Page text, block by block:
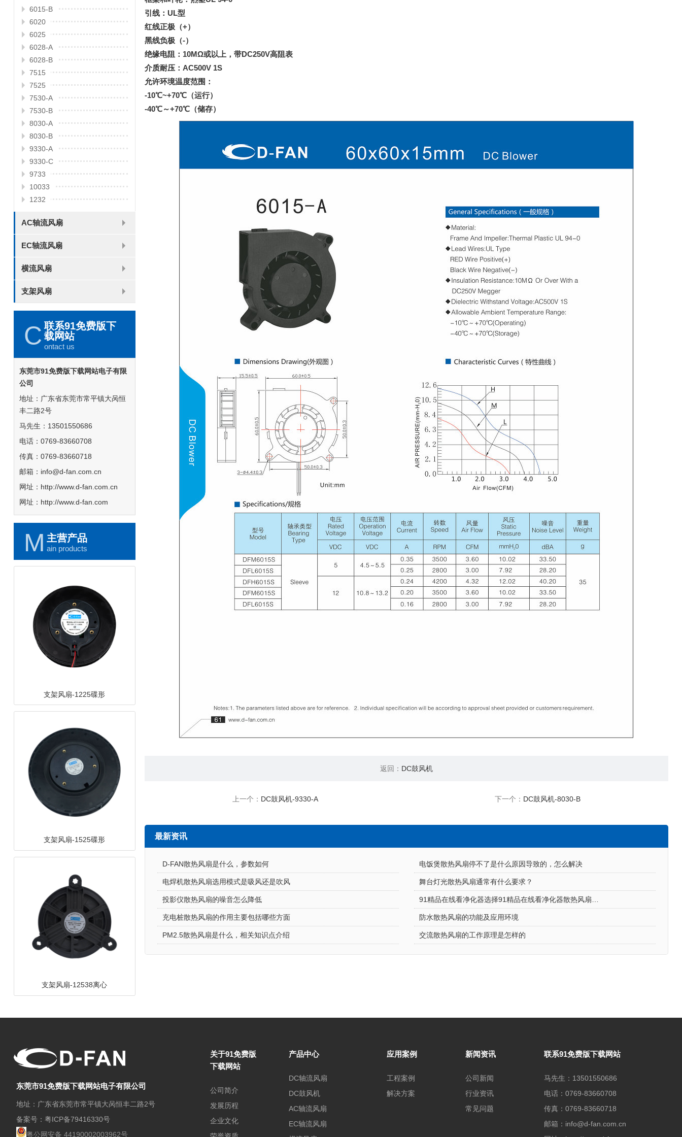
6015-B
6020
6025
6028-A
6028-B
7515
7525
7530-A
7530-B
8030-A
8030-B
9330-A
9330-C
9733
10033
1232
AC轴流风扇
8025
8038
9225
9238
1225
1238
1738
1751
2260
EC轴流风扇
6025
8025
8038
9225
9238
1238
横流风扇
DC 030
支架风扇
3010
4010
5010
6010
6025
8015
5032碟形
8030碟形
9025
9025碟形
1225
1025碟形
1025
1225碟形
1525碟形
12538离心
C 联系91免费版下
载网站
ontact us
东莞市91免费版下载网站电子有限
公司
地址：广东省东莞市常平镇大呙恒
丰二路2号
马先生：13501550686
电话：0769-83660708
传真：0769-83660718
邮箱：info@d-fan.com.cn
网址：http://www.d-fan.com.cn
网址：http://www.d-fan.com
M 主营产品
ain products
支架风扇-1525碟形
支架风扇-12538离心
DC鼓风机-8030-A
支架风扇-9025碟形
引线：UL型
红线正极（+）
黑线负极（-）
绝缘电阻：10MΩ或以上，带DC250V高阻表
介质耐压：AC500V 1S
允许环境温度范围：
-10℃~+70℃（运行）
-40℃～+70℃（储存）
返回： DC鼓风机
上一个： DC鼓风机-9330-A 下一个： DC鼓风机-8030-B
最新资讯
D-FAN散热风扇是什么，参数如何 电饭煲散热风扇停不了是什么原因导致的，怎么解决
电焊机散热风扇选用模式是吸风还是吹风 舞台灯光散热风扇通常有什么要求？
投影仪散热风扇的噪音怎么降低
充电桩散热风扇的作用主要包括哪些方面 防水散热风扇的功能及应用环境
PM2.5散热风扇是什么，相关知识点介绍 交流散热风扇的工作原理是怎样的
东莞市91免费版下载网站电子有限公司
地址：广东省东莞市常平镇大呙恒丰二路2号
备案号： 粤ICP备79416330号
粤公网安备 44190002003962号
关于91免费版
下载网站
公司简介
发展历程
企业文化
产品中心
DC轴流风扇
DC鼓风机
AC轴流风扇
EC轴流风扇
应用案例
工程案例
解决方案
新闻资讯
公司新闻
行业资讯
常见问题
联系91免费版下载网站
马先生：13501550686
电话：0769-83660708
传真：0769-83660718
邮箱：info@d-fan.com.cn